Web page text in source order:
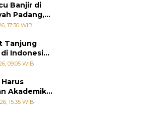
Banjir di
Padang,
17:30 WIB
Tanjung
Indonesia,
September
09:05 WIB
Akademik,
Mudah
15:35 WIB